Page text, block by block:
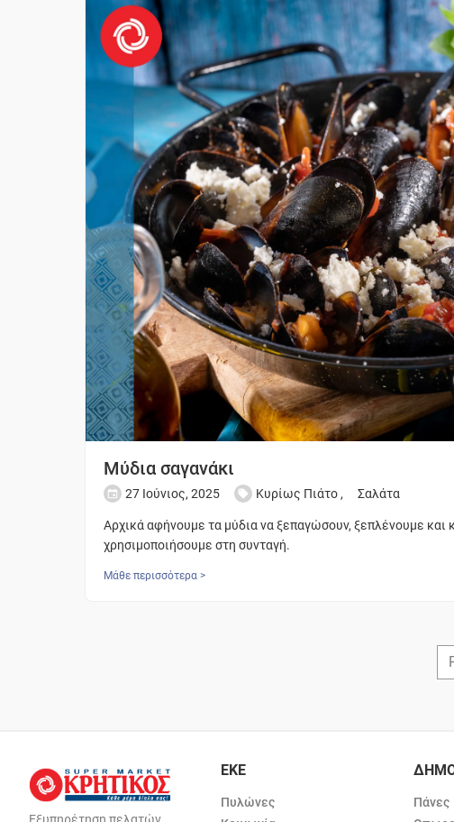
Μύδια σαγανάκι
27 Ιούνιος, 2025 Κυρίως Πιάτο , Σαλάτα
Αρχικά αφήνουμε τα μύδια να ξεπαγώσουν, ξεπλένουμε και
χρησιμοποιήσουμε στη συνταγή.
Μάθε περισσότερα >
ΕΚΕ
Πυλώνες
Πάνες